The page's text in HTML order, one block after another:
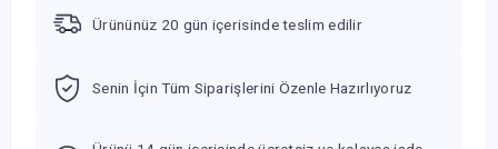
Ürününüz 20 gün içerisinde teslim edilir
Senin İçin Tüm Siparişlerini Özenle Hazırlıyoruz